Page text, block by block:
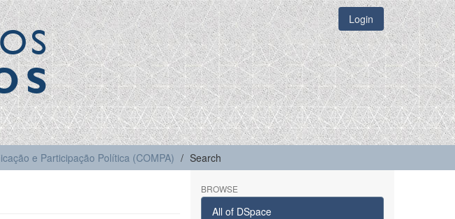
Login
e Participação Política (COMPA) Search
BROWSE
All of DSpace